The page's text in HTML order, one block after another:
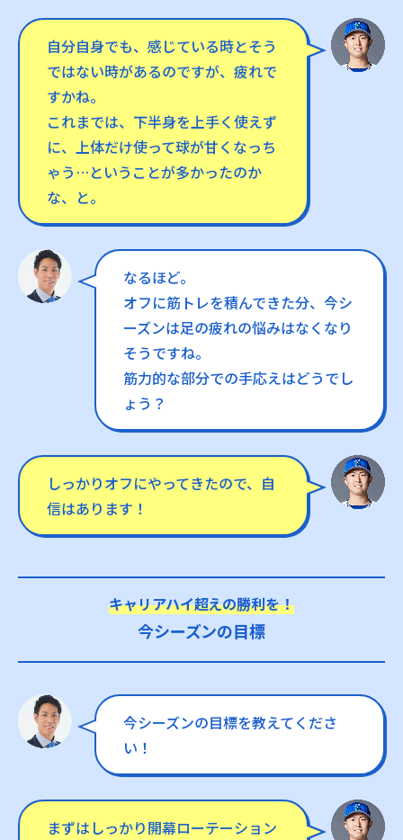
自分自身でも、感じている時とそう
ではない時があるのですが、疲れで
すかね。
これまでは、下半身を上手く使えず
に、上体だけ使って球が甘くなっち
ゃう…ということが多かったのか
な、と。
なるほど。
オフに筋トレを積んできた分、今シ
ーズンは足の疲れの悩みはなくなり
そうですね。
筋力的な部分での手応えはどうでし
ょう？
しっかりオフにやってきたので、自
信はあります！
キャリアハイ超えの勝利を！
今シーズンの目標
今シーズンの目標を教えてくださ
い！
まずはしっかり開幕ローテーション